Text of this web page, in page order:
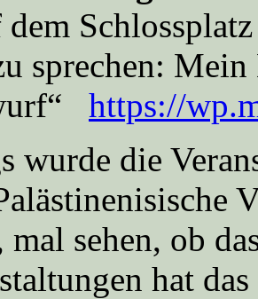
dem
sprechen:
https://
wurde die
mal sehen, ob
hat